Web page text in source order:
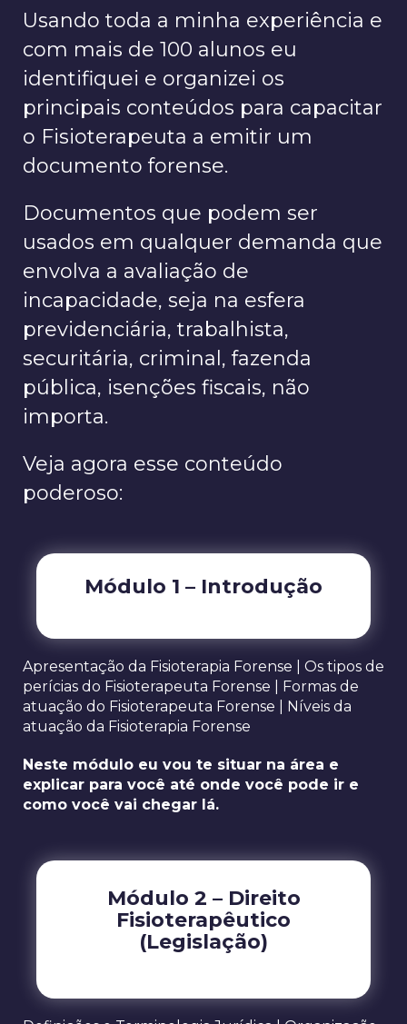
Usando toda a minha experiência e
com mais de 100 alunos eu
identifiquei e organizei os
principais conteúdos para capacitar
o Fisioterapeuta a emitir um
documento forense.
Documentos que podem ser
usados em qualquer demanda que
envolva a avaliação de
incapacidade, seja na esfera
previdenciária, trabalhista,
securitária, criminal, fazenda
pública, isenções fiscais, não
importa.
Veja agora esse conteúdo
poderoso:
Módulo 1 – Introdução
Apresentação da Fisioterapia Forense | Os tipos de
perícias do Fisioterapeuta Forense | Formas de
atuação do Fisioterapeuta Forense | Níveis da
atuação da Fisioterapia Forense
Neste módulo eu vou te situar na área e
explicar para você até onde você pode ir e
como você vai chegar lá.
Módulo 2 – Direito
Fisioterapêutico
(Legislação)